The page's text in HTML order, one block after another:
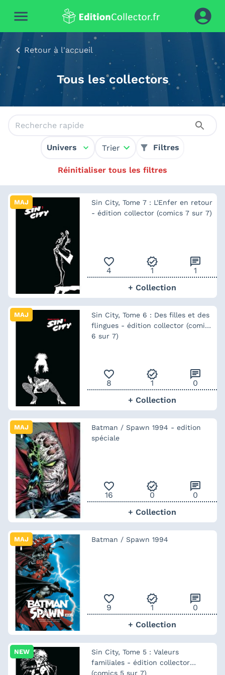
Retour à l'accueil
Tous les collectors
Univers Trier Filtres
Réinitialiser tous les filtres
MAJ
Sin City, Tome 7 : L'Enfer en retour
- édition collector (comics 7 sur 7)
favorite_outline
4
verified
1
chat
1
+ Collection
MAJ
Sin City, Tome 6 : Des filles et des
flingues - édition collector (comics
6 sur 7)
favorite_outline
8
verified
1
chat
0
+ Collection
MAJ
Batman / Spawn 1994 - edition
spéciale
favorite_outline
16
verified
0
chat
0
+ Collection
MAJ Batman / Spawn 1994
favorite_outline
9
verified
1
chat
0
+ Collection
NEW
Sin City, Tome 5 : Valeurs
familiales - édition collector
(comics 5 sur 7)